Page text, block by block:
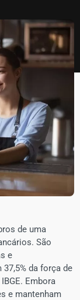
de uma
São
e
da força de
Embora
e mantenham